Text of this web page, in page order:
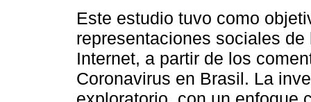
Este estudio tuvo como
representaciones sociales
Internet, a partir de los
Coronavirus en Brasil. La